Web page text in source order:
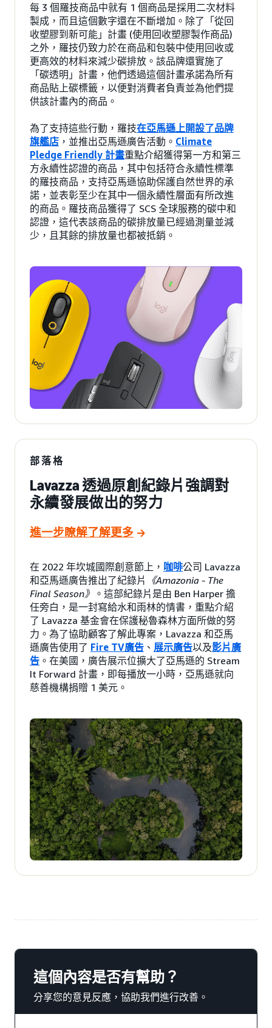
每 3 個羅技商品中就有 1 個商品是採用二次材料
製成，而且這個數字還在不斷增加。除了「從回
收塑膠到新可能」計畫 (使用回收塑膠製作商品)
之外，羅技仍致力於在商品和包裝中使用回收或
更高效的材料來減少碳排放。該品牌還實施了
「碳透明」計畫，他們透過這個計畫承諾為所有
商品貼上碳標籤，以便對消費者負責並為他們提
供該計畫內的商品。
為了支持這些行動，羅技在亞馬遜上開設了品牌
旗艦店 ，並推出亞馬遜廣告活動。 Climate
Pledge Friendly 計畫重點介紹獲得第一方和第三
方永續性認證的商品，其中包括符合永續性標準
的羅技商品，支持亞馬遜協助保護自然世界的承
諾，並表彰至少在其中一個永續性層面有所改進
的商品。羅技商品獲得了 SCS 全球服務的碳中和
認證，這代表該商品的碳排放量已經過測量並減
少，且其餘的排放量也都被抵銷。
部落格
Lavazza 透過原創紀錄片強調對
永續發展做出的努力
進一步瞭解了解更多
在 2022 年坎城國際創意節上， 咖啡公司 Lavazza
和亞馬遜廣告推出了紀錄片
《Amazonia - The
Final Season》 。這部紀錄片是由 Ben Harper 擔
任旁白，是一封寫給水和雨林的情書，重點介紹
了 Lavazza 基金會在保護秘魯森林方面所做的努
力。為了協助顧客了解此專案，Lavazza 和亞馬
遜廣告使用了 Fire TV廣告 、 展示廣告以及影片廣
告 。在美國，廣告展示位擴大了亞馬遜的 Stream
It Forward 計畫，即每播放一小時，亞馬遜就向
慈善機構捐贈 1 美元。
這個內容是否有幫助？
分享您的意見反應，協助我們進行改善。